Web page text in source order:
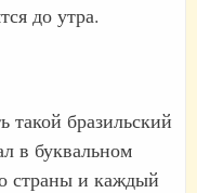
до утра.
такой бразильский
в буквальном
страны и каждый